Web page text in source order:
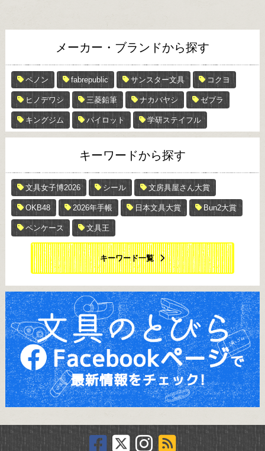
メーカー・ブランドから探す
ペノン fabrepublic サンスター文具 コクヨ
ヒノデワシ 三菱鉛筆 ナカバヤシ ゼブラ
キングジム パイロット 学研ステイフル
キーワードから探す
文具女子博2026 シール 文房具屋さん大賞
OKB48 2026年手帳 日本文具大賞 Bun2大賞
ペンケース 文具王
キーワード一覧